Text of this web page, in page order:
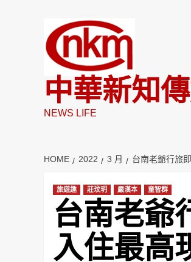
中華新知
NEWS LIFE
HOME 2022 3 月 台南老爺行旅
旅遊趣 莊玟玥 嚴漢本 童智群
台南老爺
入住最高